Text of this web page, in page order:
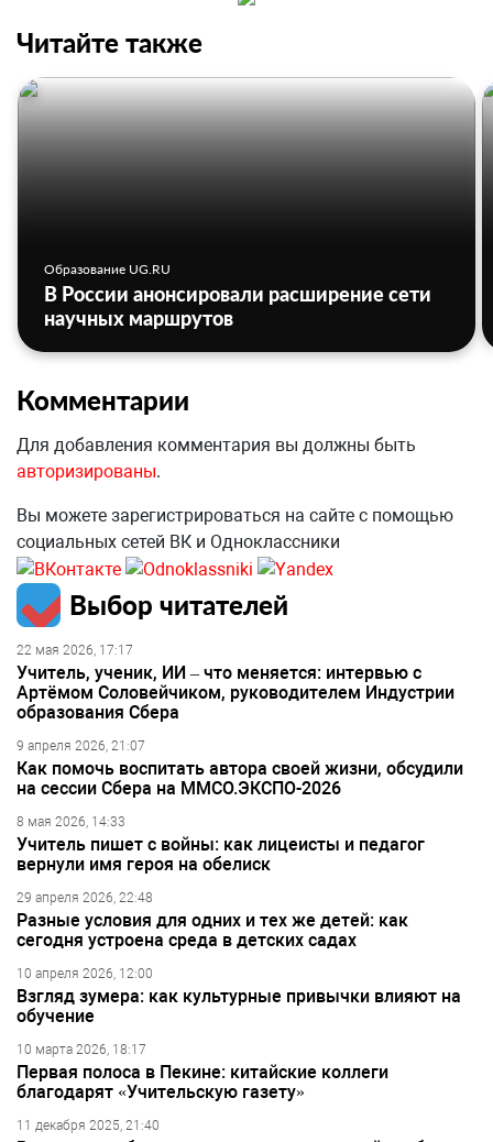
Читайте также
Образование UG.RU
В России анонсировали расширение сети
научных маршрутов
Комментарии
Для добавления комментария вы должны быть
авторизированы.
Вы можете зарегистрироваться на сайте с помощью
социальных сетей ВК и Одноклассники
Выбор читателей
22 мая 2026, 17:17
Учитель, ученик, ИИ – что меняется: интервью с
Артёмом Соловейчиком, руководителем Индустрии
образования Сбера
9 апреля 2026, 21:07
Как помочь воспитать автора своей жизни, обсудили
на сессии Сбера на ММСО.ЭКСПО-2026
8 мая 2026, 14:33
Учитель пишет с войны: как лицеисты и педагог
вернули имя героя на обелиск
29 апреля 2026, 22:48
Разные условия для одних и тех же детей: как
сегодня устроена среда в детских садах
10 апреля 2026, 12:00
Взгляд зумера: как культурные привычки влияют на
обучение
10 марта 2026, 18:17
Первая полоса в Пекине: китайские коллеги
благодарят «Учительскую газету»
11 декабря 2025, 21:40